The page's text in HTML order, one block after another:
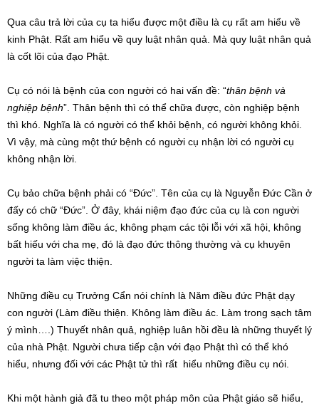
Qua câu trả lời của cụ ta hiểu được một điều là cụ rất am hiểu về
kinh Phật. Rất am hiểu về quy luật nhân quả. Mà quy luật nhân quả
là cốt lõi của đạo Phật.
Cụ có nói là bệnh của con người có hai vấn đề: “thân bệnh và
nghiệp bệnh”. Thân bệnh thì có thể chữa được, còn nghiệp bệnh
thì khó. Nghĩa là có người có thể khỏi bệnh, có người không khỏi.
Vì vậy, mà cùng một thứ bệnh có người cụ nhận lời có người cụ
không nhận lời.
Cụ bảo chữa bệnh phải có “Đức”. Tên của cụ là Nguyễn Đức Cần ở
đấy có chữ “Đức”. Ở đây, khái niệm đạo đức của cụ là con người
sống không làm điều ác, không phạm các tội lỗi với xã hội, không
bất hiếu với cha mẹ, đó là đạo đức thông thường và cụ khuyên
người ta làm việc thiện.
Những điều cụ Trưởng Cẩn nói chính là Năm điều đức Phật dạy
con người (Làm điều thiện. Không làm điều ác. Làm trong sạch tâm
ý mình….) Thuyết nhân quả, nghiệp luân hồi đều là những thuyết lý
của nhà Phật. Người chưa tiếp cận với đạo Phật thì có thể khó
hiểu, nhưng đối với các Phật tử thì rất hiểu những điều cụ nói.
Khi một hành giả đã tu theo một pháp môn của Phật giáo sẽ hiểu,